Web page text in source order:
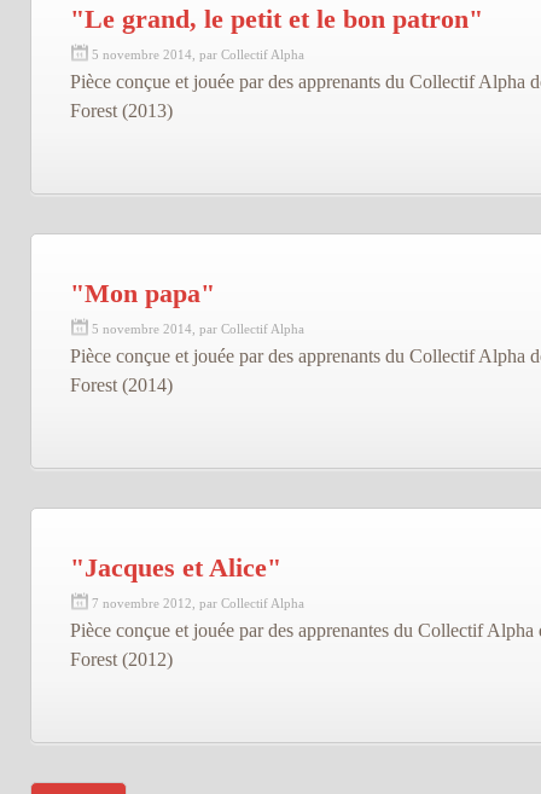
"Le grand, le petit et le bon patron"
5 novembre 2014, par Collectif Alpha
Pièce conçue et jouée par des apprenants du Collectif Alpha
Forest (2013)
"Mon papa"
5 novembre 2014, par Collectif Alpha
Pièce conçue et jouée par des apprenants du Collectif Alpha
Forest (2014)
"Jacques et Alice"
7 novembre 2012, par Collectif Alpha
Pièce conçue et jouée par des apprenantes du Collectif Alpha
Forest (2012)